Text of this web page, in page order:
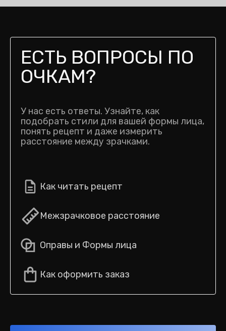
ЕСТЬ ВОПРОСЫ ПО
ОЧКАМ?
У нас есть ответы. Узнайте, как
подобрать стили для вашей формы лица,
понять рецепт и даже измерить
расстояние между зрачками.
Как читать рецепт
Межзрачковое расстояние
Оправы и Формы лица
Как оформить заказ